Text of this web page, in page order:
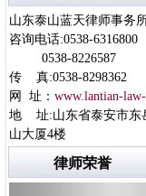
山东泰山蓝天律师事务
咨询电话:0538-6316800
0538-8226587
传 真:0538-8298362
网 址： www.lantian-
地 址:山东省泰安市东
山大厦4楼
律师荣誉